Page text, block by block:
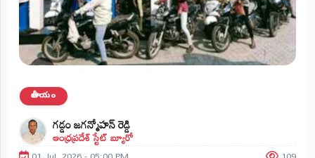
ప్రాంతీయ
వార్తలు
(STATE)
తెలంగాణ
ఆంధ్రప్రదేశ్
ప్రధాన
విభాగాలు
జాతీయం
గడ్డం జగన్మోహన్ రెడ్డి
ఆంధ్రప్రదేశ్ స్టేట్ బ్యూరో